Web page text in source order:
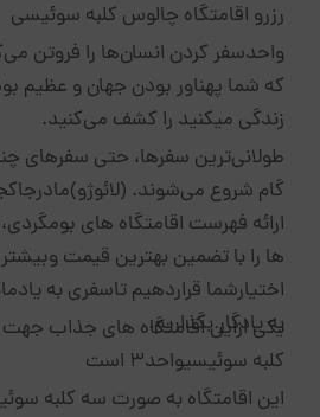
رزرو اقامتگاه چالوس کلبه سوئیسی
واحدسفر کردن انسان‌ها را فروتن
که شما پهناور بودن جهان و عظیم
زندگی میکنید را کشف می‌کنید.
طولانی‌ترین سفرها، حتی سفرهای
گام شروع می‌شوند.
ارائه فهرست اقامتگاه های
ها را با تضمین بهترین قیمت
اختیارشما قراردهیم تاسفری به
به یادگار بگذاریم.
یکی ازاین اقامتگاه های جذاب جهت
کلبه سوئیسیواحد3 است